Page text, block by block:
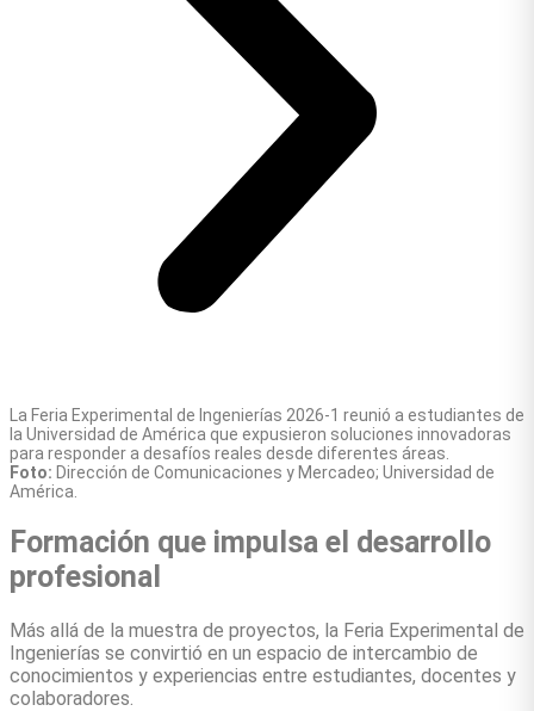
La Feria Experimental de Ingenierías 2026-1 reunió a estudiantes de
la Universidad de América que expusieron soluciones innovadoras
para responder a desafíos reales desde diferentes áreas.
Foto: Dirección de Comunicaciones y Mercadeo; Universidad de
América.
Formación que impulsa el desarrollo
profesional
Más allá de la muestra de proyectos, la Feria Experimental de
Ingenierías se convirtió en un espacio de intercambio de
conocimientos y experiencias entre estudiantes, docentes y
colaboradores.